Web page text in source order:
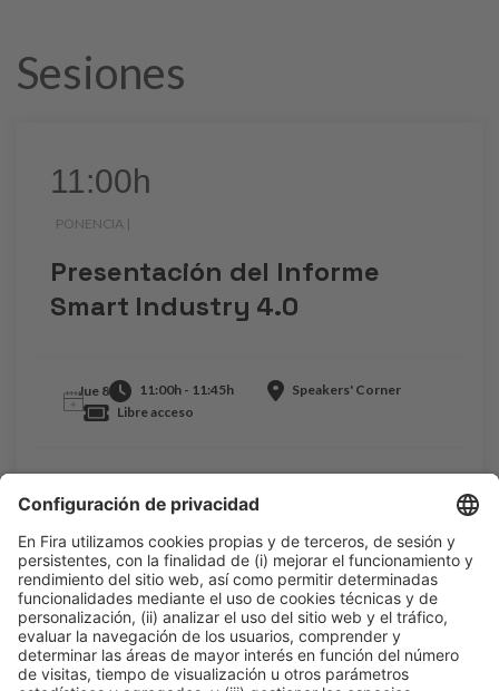
Sesiones
11:00h
PONENCIA |
Presentación del Informe
Smart Industry 4.0
Jue 8 11:00h - 11:45h
Speakers' Corner
Libre acceso